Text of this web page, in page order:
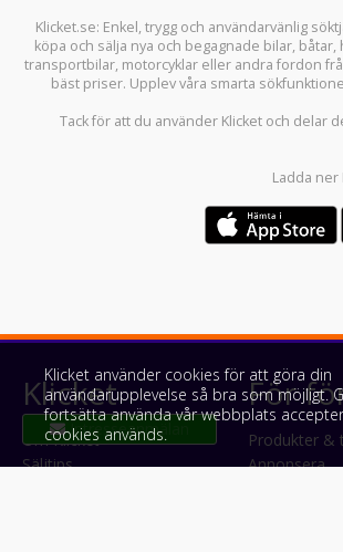
Klicket.se: Enkel, trygg och användarvänlig
köpa och sälja nya och begagnade bilar, båtar,
transportbilar, motorcyklar eller andra fordon
bäst priser. Upplev våra smarta
Tack för att du använder Klicket och delar
Ladda ner
Klicket
Om Klicket
Säljtips
För
Produkter &
Annonsera
Klicket använder cookies för att göra din
användarupplevelse så bra som möjligt.
fortsätta använda vår webbplats
cookies används.